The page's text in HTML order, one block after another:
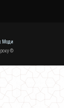
Моди
©